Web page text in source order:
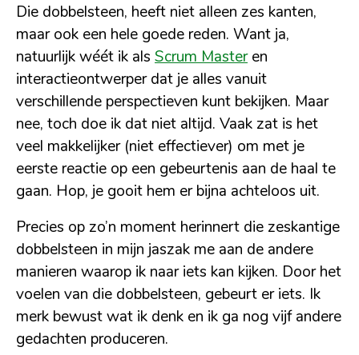
Die dobbelsteen, heeft niet alleen zes kanten,
maar ook een hele goede reden. Want ja,
natuurlijk wéét ik als Scrum Masteren
interactieontwerper dat je alles vanuit
verschillende perspectieven kunt bekijken. Maar
nee, toch doe ik dat niet altijd. Vaak zat is het
veel makkelijker (niet effectiever) om met je
eerste reactie op een gebeurtenis aan de haal te
gaan. Hop, je gooit hem er bijna achteloos uit.
Precies op zo’n moment herinnert die zeskantige
dobbelsteen in mijn jaszak me aan de andere
manieren waarop ik naar iets kan kijken. Door het
voelen van die dobbelsteen, gebeurt er iets. Ik
merk bewust wat ik denk en ik ga nog vijf andere
gedachten produceren.